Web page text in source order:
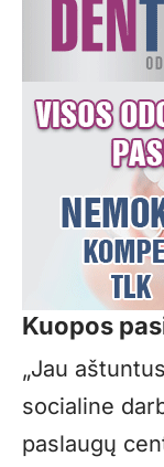
Kuopos
„Jau
socialine
paslaugų